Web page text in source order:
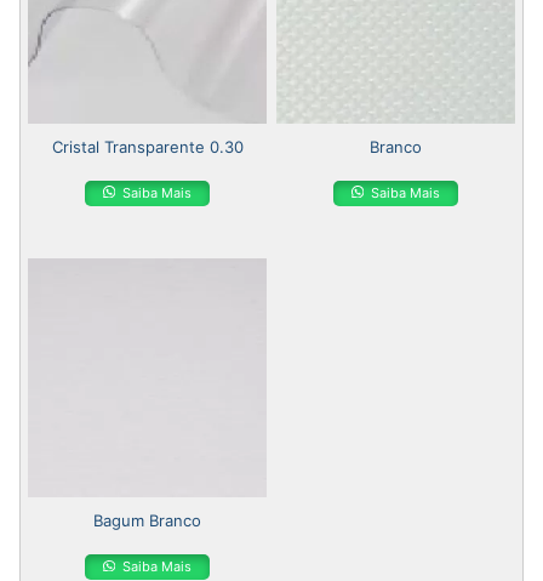
Cristal Transparente 0.30
Saiba Mais
Branco
Saiba Mais
Bagum Branco
Saiba Mais